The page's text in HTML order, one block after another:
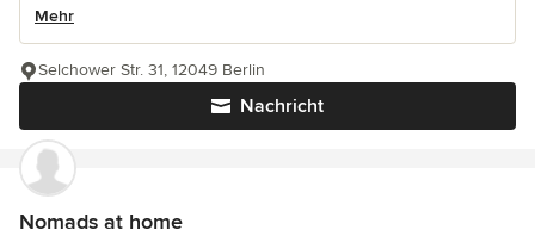
Mehr
Nachricht
Selchower Str. 31, 12049 Berlin
Nomads at home